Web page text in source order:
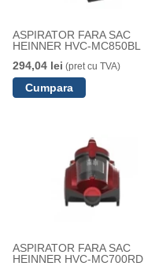
ASPIRATOR FARA SAC
HEINNER HVC-MC850BL
294,04 lei (pret cu TVA)
ASPIRATOR FARA SAC
HEINNER HVC-MC700RD